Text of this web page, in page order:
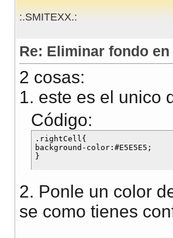
:.SMITEXX.:
Re: Eliminar fondo
2 cosas:
1. este es el unico
Código:
.rightCell{
background-color:#E5E5E5;
2. Ponle un color
se como tienes